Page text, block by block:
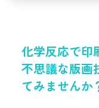
化学反応で印
不思議な版画
てみませんか